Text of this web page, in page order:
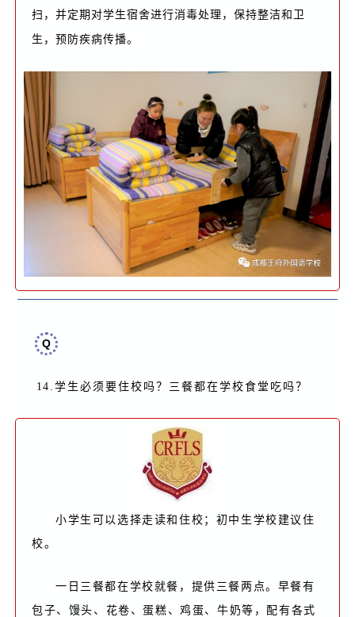
扫，并定期对学生宿舍进行消毒处理，保持整洁和卫
生，预防疾病传播。
Q
14. 学生必须要住校吗？三餐都在学校食堂吃吗？
小学生可以选择走读和住校；初中生学校建议住
校。
一日三餐都在学校就餐，提供三餐两点。早餐有
包子、馒头、花卷、蛋糕、鸡蛋、牛奶等，配有各式